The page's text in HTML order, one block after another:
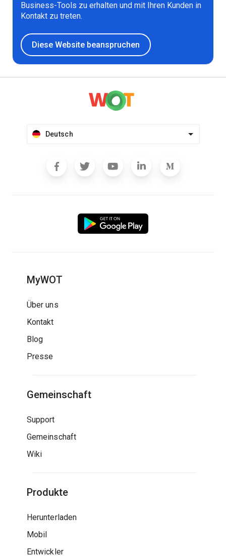
Business-Tools zu erhalten und mit Ihren Kunden in
Kontakt zu treten.
Diese Website beanspruchen
Deutsch
MyWOT
Über uns
Kontakt
Blog
Presse
Gemeinschaft
Support
Gemeinschaft
Wiki
Produkte
Herunterladen
Mobil
Entwickler